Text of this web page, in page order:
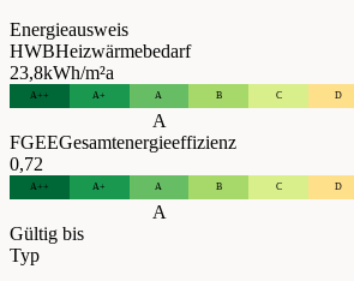
Energieausweis
HWBHeizwärmebedarf
23,8kWh/m²a
A++ A+ A B C D
A
FGEEGesamtenergieeffizienz
0,72
A++ A+ A B C D
A
Gültig bis
Typ